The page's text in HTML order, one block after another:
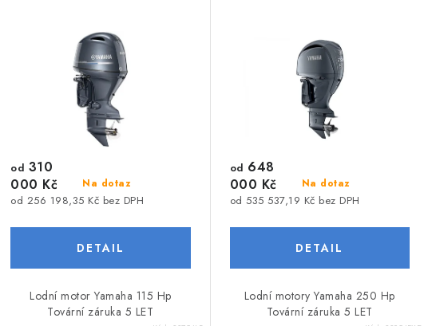
Na dotaz
od 256 198,35 Kč bez DPH
od 310
000 Kč
Lodní motor Yamaha 115 Hp
Tovární záruka 5 LET
Na dotaz
od 535 537,19 Kč bez DPH
od 648
000 Kč
Lodní motory Yamaha 250 Hp
Tovární záruka 5 LET